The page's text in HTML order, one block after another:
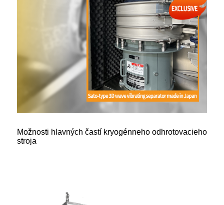
Možnosti hlavných častí kryogénneho odhrotovacieho
stroja